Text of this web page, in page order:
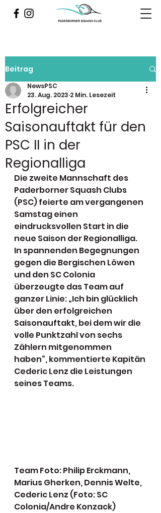
Beitrag
Erfolgreicher
Saisonauftakt für den
PSC II in der
Regionalliga
NewsPSC
23. Aug. 2023 2 Min. Lesezeit
Die zweite Mannschaft des
Paderborner Squash Clubs
(PSC) feierte am vergangenen
Samstag einen
eindrucksvollen Start in die
neue Saison der Regionalliga.
In spannenden Begegnungen
gegen die Bergischen Löwen
und den SC Colonia
überzeugte das Team auf
ganzer Linie: „Ich bin glücklich
über den erfolgreichen
Saisonauftakt, bei dem wir die
volle Punktzahl von sechs
Zählern mitgenommen
haben“, kommentierte Kapitän
Cederic Lenz die Leistungen
seines Teams.
Team Foto: Philip Erckmann,
Marius Gherken, Dennis Welte,
Cederic Lenz (Foto: SC
Colonia/Andre Konzack)